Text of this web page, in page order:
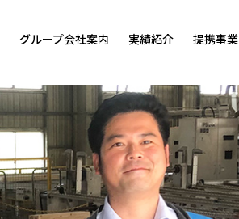
グループ会社案内 実績紹介 提携事業